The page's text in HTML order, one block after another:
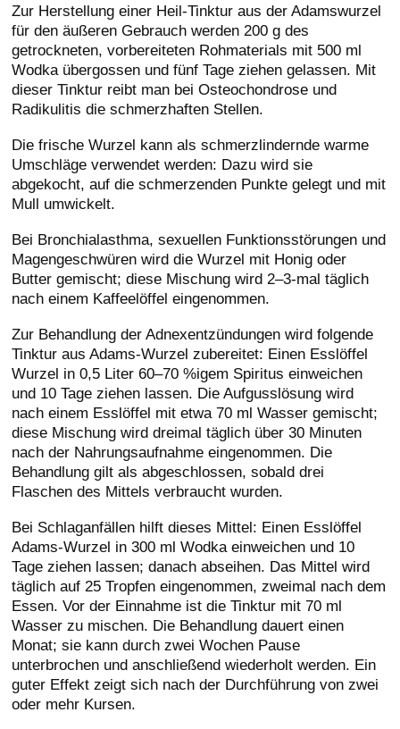
Zur Herstellung einer Heil-Tinktur aus der Adamswurzel
für den äußeren Gebrauch werden 200 g des
getrockneten, vorbereiteten Rohmaterials mit 500 ml
Wodka übergossen und fünf Tage ziehen gelassen. Mit
dieser Tinktur reibt man bei Osteochondrose und
Radikulitis die schmerzhaften Stellen.
Die frische Wurzel kann als schmerzlindernde warme
Umschläge verwendet werden: Dazu wird sie
abgekocht, auf die schmerzenden Punkte gelegt und mit
Mull umwickelt.
Bei Bronchialasthma, sexuellen Funktionsstörungen und
Magengeschwüren wird die Wurzel mit Honig oder
Butter gemischt; diese Mischung wird 2–3-mal täglich
nach einem Kaffeelöffel eingenommen.
Zur Behandlung der Adnexentzündungen wird folgende
Tinktur aus Adams-Wurzel zubereitet: Einen Esslöffel
Wurzel in 0,5 Liter 60–70 %igem Spiritus einweichen
und 10 Tage ziehen lassen. Die Aufgusslösung wird
nach einem Esslöffel mit etwa 70 ml Wasser gemischt;
diese Mischung wird dreimal täglich über 30 Minuten
nach der Nahrungsaufnahme eingenommen. Die
Behandlung gilt als abgeschlossen, sobald drei
Flaschen des Mittels verbraucht wurden.
Bei Schlaganfällen hilft dieses Mittel: Einen Esslöffel
Adams-Wurzel in 300 ml Wodka einweichen und 10
Tage ziehen lassen; danach abseihen. Das Mittel wird
täglich auf 25 Tropfen eingenommen, zweimal nach dem
Essen. Vor der Einnahme ist die Tinktur mit 70 ml
Wasser zu mischen. Die Behandlung dauert einen
Monat; sie kann durch zwei Wochen Pause
unterbrochen und anschließend wiederholt werden. Ein
guter Effekt zeigt sich nach der Durchführung von zwei
oder mehr Kursen.